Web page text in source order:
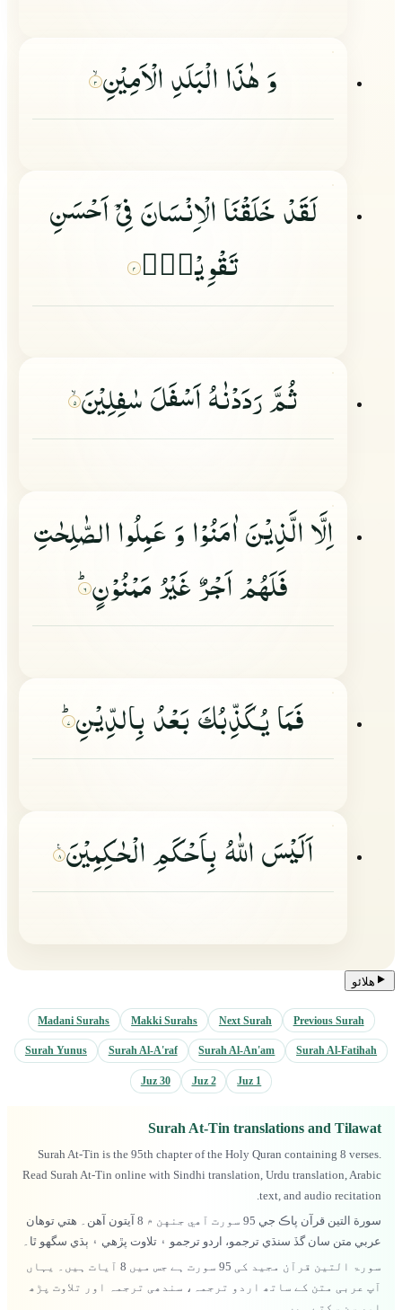
وَ هٰذَا الْبَلَدِ الْاَمِیْنِ ۳
لَقَدْ خَلَقْنَا الْاِنْسَانَ فِیْاَحْسَنِ
تَقْوِیْمٍ٘ ۴
ثُمَّ رَدَدْنٰهُ اَسْفَلَ سٰفِلِیْنَ ۵
اِلَّا الَّذِیْنَ اٰمَنُوْا وَ عَمِلُوا الصّٰلِحٰتِ
فَلَهُمْ اَجْرٌ غَیْرُ مَمْنُوْنٍؕ ۶
فَمَا یُكَذِّبُكَ بَعْدُ بِالدِّیْنِؕ ۷
اَلَیْسَ اللّٰهُ بِاَحْكَمِ الْحٰكِمِیْنَ ۸
هلائو
Previous Surah
Next Surah
Makki Surahs
Madani Surahs
Surah Al-Fatihah
Surah Al-An'am
Surah Al-A'raf
Surah Yunus
Juz 1
Juz 2
Juz 30
Surah At-Tin translations and Tilawat
Surah At-Tin is the 95th chapter of the Holy Quran containing 8 verses.
Read Surah At-Tin online with Sindhi translation, Urdu translation, Arabic
text, and audio recitation.
سورة التين قرآن پاڪ جي 95 سورت آهي جنهن ۾ 8 آيتون آهن۔ هتي توهان
عربي متن سان گڏ سنڌي ترجمو، اردو ترجمو ۽ تلاوت پڙهي ۽ ٻڌي سگهو ٿا۔
سورۃ التين قرآن مجید کی 95 سورت ہے جس میں 8 آیات ہیں۔ یہاں
آپ عربی متن کے ساتھ اردو ترجمہ، سندھی ترجمہ اور تلاوت پڑھ